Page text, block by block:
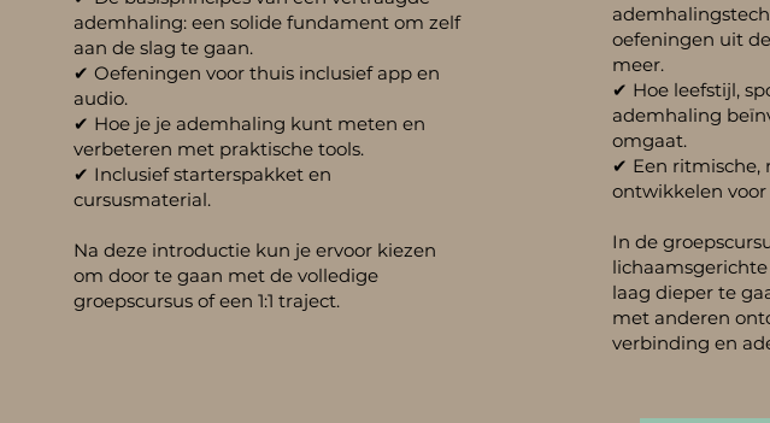
ademhaling: een solide fundament om zelf
aan de slag te gaan.
✔ Oefeningen voor thuis inclusief app en
audio.
✔ Hoe je je ademhaling kunt meten en
verbeteren met praktische tools.
✔ Inclusief starterspakket en
cursusmaterial.
Na deze introductie kun je ervoor kiezen
om door te gaan met de volledige
groepscursus of een 1:1 traject.
oefeningen uit
meer.
✔ Hoe leefstijl,
ademhaling
omgaat.
✔ Een ritmische,
ontwikkelen
In de
laag dieper te
met anderen
verbinding en